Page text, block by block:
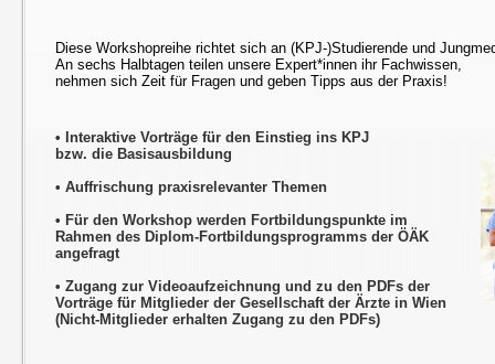
Diese Workshopreihe richtet sich an (KPJ-)Studierende und
An sechs Halbtagen teilen unsere Expert*innen ihr Fachwissen,
nehmen sich Zeit für Fragen und geben Tipps aus der Praxis!
• Interaktive Vorträge für den Einstieg ins KPJ
bzw. die Basisausbildung
• Auffrischung praxisrelevanter Themen
• Für den Workshop werden Fortbildungspunkte im
Rahmen des Diplom-Fortbildungsprogramms der ÖÄK
angefragt
• Zugang zur Videoaufzeichnung und zu den PDFs der
Vorträge für Mitglieder der Gesellschaft der Ärzte in Wien
(Nicht-Mitglieder erhalten Zugang zu den PDFs)